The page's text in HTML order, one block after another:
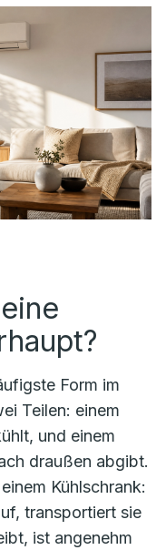
Form im
Teilen: einem
und einem
draußen abgibt.
Kühlschrank:
transportiert sie
ist angenehm